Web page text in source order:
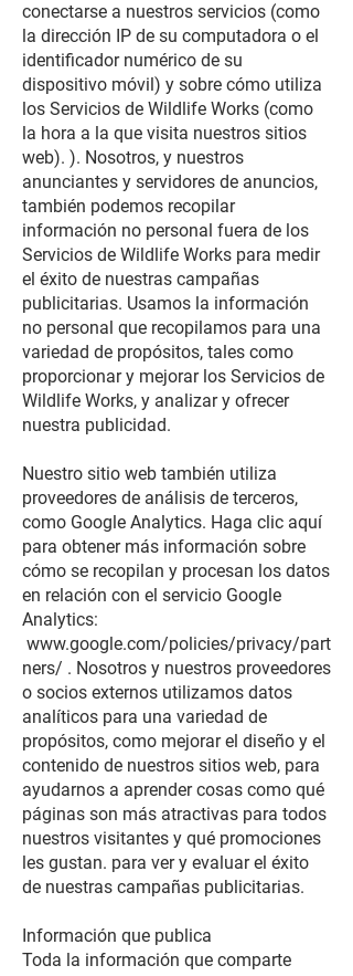
conectarse a nuestros servicios (como
la dirección IP de su computadora o el
identificador numérico de su
dispositivo móvil) y sobre cómo utiliza
los Servicios de Wildlife Works (como
la hora a la que visita nuestros sitios
web). ). Nosotros, y nuestros
anunciantes y servidores de anuncios,
también podemos recopilar
información no personal fuera de los
Servicios de Wildlife Works para medir
el éxito de nuestras campañas
publicitarias. Usamos la información
no personal que recopilamos para una
variedad de propósitos, tales como
proporcionar y mejorar los Servicios de
Wildlife Works, y analizar y ofrecer
nuestra publicidad.
Nuestro sitio web también utiliza
proveedores de análisis de terceros,
como Google Analytics. Haga clic aquí
para obtener más información sobre
cómo se recopilan y procesan los datos
en relación con el servicio Google
Analytics:
www.google.com/policies/privacy/part
ners/ . Nosotros y nuestros proveedores
o socios externos utilizamos datos
analíticos para una variedad de
propósitos, como mejorar el diseño y el
contenido de nuestros sitios web, para
ayudarnos a aprender cosas como qué
páginas son más atractivas para todos
nuestros visitantes y qué promociones
les gustan. para ver y evaluar el éxito
de nuestras campañas publicitarias.
Información que publica
Toda la información que comparte